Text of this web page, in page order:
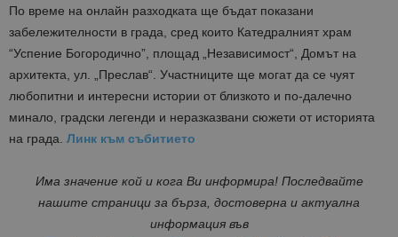
По време на онлайн разходката ще бъдат показани
забележителности в града, сред които Катедралният храм
“Успение Богородично”, площад „Независимост“, Домът на
архитекта, ул. „Преслав“. Участниците ще могат да се чуят
любопитни и интересни истории от близкото и по-далечно
минало, градски легенди и неразказвани сюжети от историята
на града. Линк към събитието
Има значение кой и кога Ви информира! Последвайте
нашите страници за бърза, достоверна и актуална
информация във